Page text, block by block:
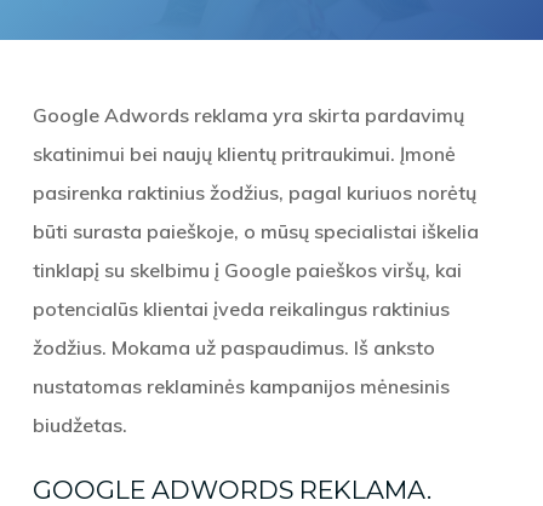
Google Adwords reklama yra skirta pardavimų
skatinimui bei naujų klientų pritraukimui. Įmonė
pasirenka raktinius žodžius, pagal kuriuos norėtų
būti surasta paieškoje, o mūsų specialistai iškelia
tinklapį su skelbimu į Google paieškos viršų, kai
potencialūs klientai įveda reikalingus raktinius
žodžius. Mokama už paspaudimus. Iš anksto
nustatomas reklaminės kampanijos mėnesinis
biudžetas.
GOOGLE ADWORDS REKLAMA.